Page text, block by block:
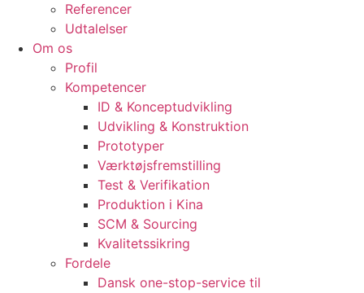
Referencer
Udtalelser
Om os
Profil
Kompetencer
ID & Konceptudvikling
Udvikling & Konstruktion
Prototyper
Værktøjsfremstilling
Test & Verifikation
Produktion i Kina
SCM & Sourcing
Kvalitetssikring
Fordele
Dansk one-stop-service til